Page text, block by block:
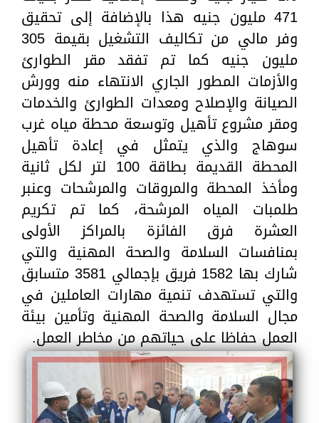
471 مليون جنيه هذا بالإضافة إلى تحقيق
وفر مالي من تكاليف التشغيل بقيمة 305
مليون جنيه كما تم تفقد مقر الطوارئ
والأزمات المطور الجاري الانتهاء منه وورش
الصيانة والإصلاح ومعدات الطوارئ والخدمات
ومقر مشروع تأهيل وتوسعة محطة مياه غرب
سوهاج والذي يتمثل في إعادة تأهيل
المحطة القديمة بطاقة 100 لتر لكل ثانية
ومأخذ المحطة والمروقات والمرشحات وعنبر
طلمبات المياه المرشحة، كما تم تكريم
العشرة فرق الفائزة بالمراكز الأولى
بمنافسات السلامة والصحة المهنية والتي
شارك بها 1582 فريق بإجمالي 3581 متسابق
والتي تستهدف تنمية مهارات العاملين في
مجال السلامة والصحة المهنية وتأمين بيئة
العمل حفاظا على حياتهم من مخاطر العمل.